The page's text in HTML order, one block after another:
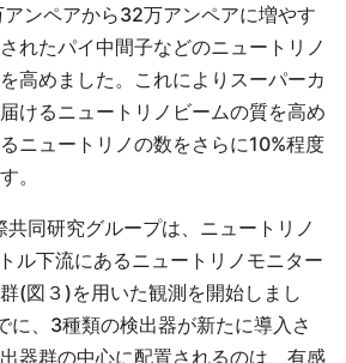
ンペアから32万アンペアに増やす
れたパイ中間子などのニュートリノ
高めました。これによりスーパーカ
けるニュートリノビームの質を高め
ニュートリノの数をさらに10%程度
。
同研究グループは、ニュートリノ
ル下流にあるニュートリノモニター
(図３)を用いた観測を開始しまし
に、3種類の検出器が新たに導入さ
器群の中心に配置されるのは、有感